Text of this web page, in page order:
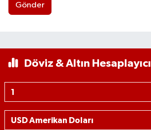
Gönder
Döviz & Altın Hesaplayıcı